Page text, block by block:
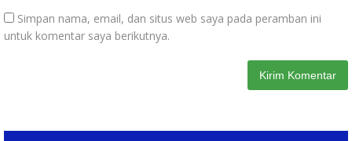
Simpan nama, email, dan situs web saya pada peramban ini
untuk komentar saya berikutnya.